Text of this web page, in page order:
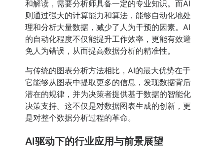
和解读，需要分析师具备一定的专业知识。而AI
则通过强大的计算能力和算法，能够自动化地处
理和分析大量数据，减少了人为干预的因素。AI
的自动化程度不仅能提升工作效率，更能有效避
免人为错误，从而提高数据分析的精准性。
与传统的图表分析方法相比，AI的最大优势在于
它能够从图表中提取更多的信息，发现数据背后
潜在的规律，并为决策者提供基于数据的智能化
决策支持。这不仅是对数据图表生成的创新，更
是对整个数据分析过程的革命。
AI驱动下的行业应用与前景展望